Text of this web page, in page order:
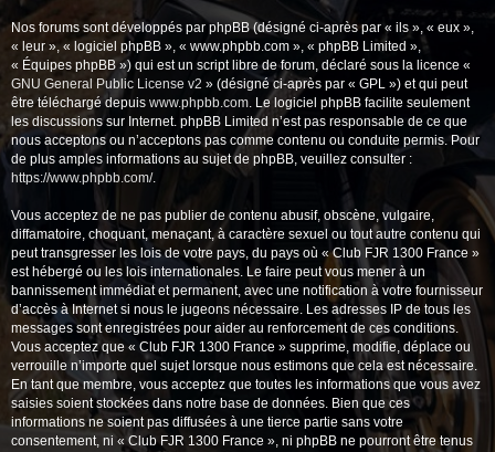
Nos forums sont développés par phpBB (désigné ci-après par « ils », « eux »,
« leur », « logiciel phpBB », « www.phpbb.com », « phpBB Limited »,
« Équipes phpBB ») qui est un script libre de forum, déclaré sous la licence «
GNU General Public License v2 » (désigné ci-après par « GPL ») et qui peut
être téléchargé depuis www.phpbb.com. Le logiciel phpBB facilite seulement
les discussions sur Internet. phpBB Limited n’est pas responsable de ce que
nous acceptons ou n’acceptons pas comme contenu ou conduite permis. Pour
de plus amples informations au sujet de phpBB, veuillez consulter :
https://www.phpbb.com/.
Vous acceptez de ne pas publier de contenu abusif, obscène, vulgaire,
diffamatoire, choquant, menaçant, à caractère sexuel ou tout autre contenu qui
peut transgresser les lois de votre pays, du pays où « Club FJR 1300 France »
est hébergé ou les lois internationales. Le faire peut vous mener à un
bannissement immédiat et permanent, avec une notification à votre fournisseur
d’accès à Internet si nous le jugeons nécessaire. Les adresses IP de tous les
messages sont enregistrées pour aider au renforcement de ces conditions.
Vous acceptez que « Club FJR 1300 France » supprime, modifie, déplace ou
verrouille n’importe quel sujet lorsque nous estimons que cela est nécessaire.
En tant que membre, vous acceptez que toutes les informations que vous avez
saisies soient stockées dans notre base de données. Bien que ces
informations ne soient pas diffusées à une tierce partie sans votre
consentement, ni « Club FJR 1300 France », ni phpBB ne pourront être tenus